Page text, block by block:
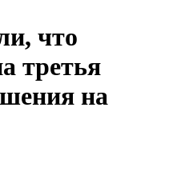
что
третья
на